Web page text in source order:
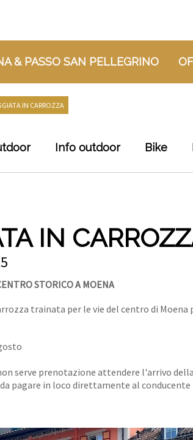
& PASSO SAN PELLEGRINO
IN CARROZZA
Info outdoor Bike
IN
STORICO A MOENA
trainata per le vie del centro di
serve prenotazione attendere l'arrivo
pagare in loco direttamente al conducente